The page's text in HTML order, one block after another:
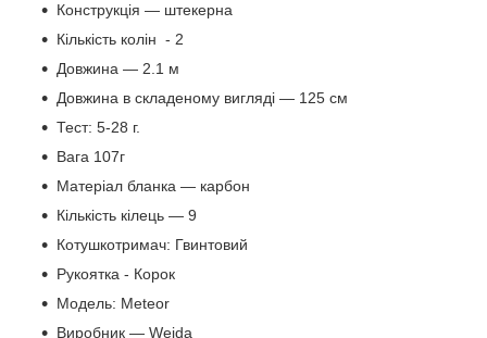
Конструкція — штекерна
Кількість колін - 2
Довжина — 2.1 м
Довжина в складеному вигляді — 125 см
Тест: 5-28 г.
Вага 107г
Матеріал бланка — карбон
Кількість кілець — 9
Котушкотримач: Гвинтовий
Рукоятка - Корок
Модель: Meteor
Виробник — Weida